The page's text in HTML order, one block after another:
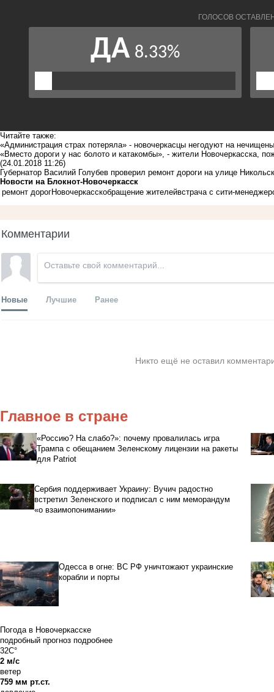
Читайте также:
«Администрация страх потеряла» - новочеркасцы негодуют на
«Вместо дороги у нас болото и катакомбы», - жители Новочеркасска,
(24.01.2018 11:26)
Губернатор Василий Голубев проверил ремонт дороги на улице
Новости на Блoкнoт-Новочеркасск
ремонт дорогНовочеркасскобращение жителейвстрача с сити-
Комментарии
Новые Лучшие Ранее
Никто ещё не оставил
Главное в стране
«Россию? На слабо?»: почему провалилась игра
Трампа с обещанием Зеленскому лицензии на ракеты
для Patriot
Сербия поддерживает Украину: Вучич радостно
встретил Зеленского и подписал с ним меморандум
«о взаимопонимании»
Одесса в огне: ВС РФ уничтожают украинские
корабли и порты
Погода в Новочеркасске
подробный прогноз подробнее
32C°
2 м/с
ветер
759 мм рт.ст.